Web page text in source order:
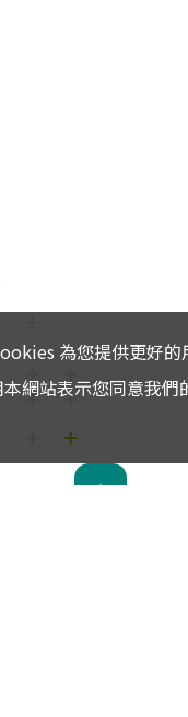
為您提供更好的
網站表示您同意我們